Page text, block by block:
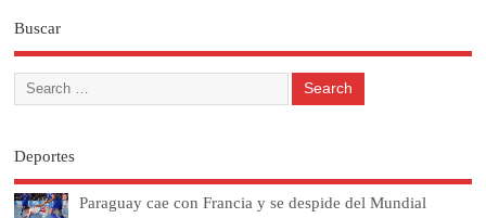
Buscar
Deportes
Paraguay cae con Francia y se despide del Mundial